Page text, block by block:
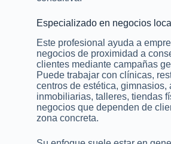
Especializado en negocios
Este profesional ayuda a
negocios de proximidad a
clientes mediante campañas
Puede trabajar con clínicas,
centros de estética, gimnasios,
inmobiliarias, talleres, tiendas
negocios que dependen de
zona concreta.